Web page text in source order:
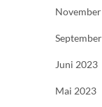
Juni 2023
Mai 2023